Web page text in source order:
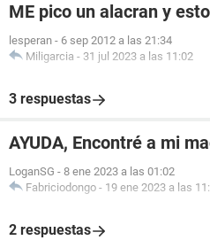
ME pico un alacran y
lesperan - 6 sep 2012 a las 21:34
Miligarcia - 31 jul 2023 a las 11:02
3 respuestas
AYUDA, Encontré a mi
LoganSG - 8 ene 2023 a las 01:02
Fabriciodongo - 19 ene 2023 a las
2 respuestas